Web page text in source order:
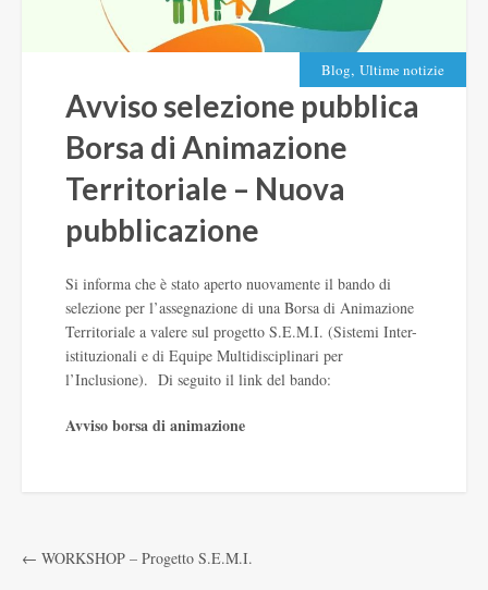
Blog, Ultime notizie
Avviso selezione pubblica
Borsa di Animazione
Territoriale – Nuova
pubblicazione
Si informa che è stato aperto nuovamente il bando di
selezione per l’assegnazione di una Borsa di Animazione
Territoriale a valere sul progetto S.E.M.I. (Sistemi Inter-
istituzionali e di Equipe Multidisciplinari per
l’Inclusione). Di seguito il link del bando:
Avviso borsa di animazione
← WORKSHOP – Progetto S.E.M.I.